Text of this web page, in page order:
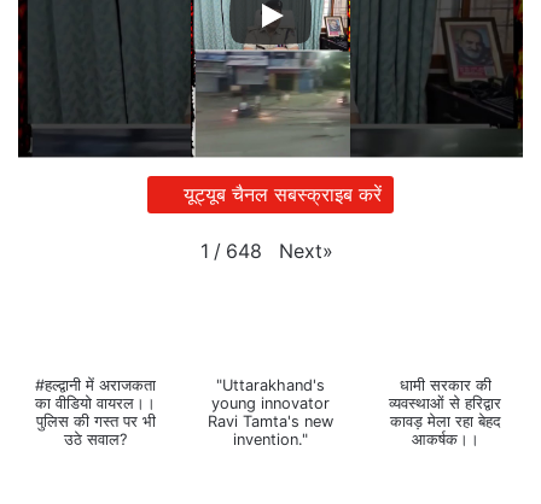
यूट्यूब चैनल सबस्क्राइब करें
1 / 648 Next»
#हल्द्वानी में अराजकता
का वीडियो वायरल।।
पुलिस की गस्त पर भी
उठे सवाल?
"Uttarakhand's
young innovator
Ravi Tamta's new
invention."
धामी सरकार की
व्यवस्थाओं से हरिद्वार
कावड़ मेला रहा बेहद
आकर्षक।।